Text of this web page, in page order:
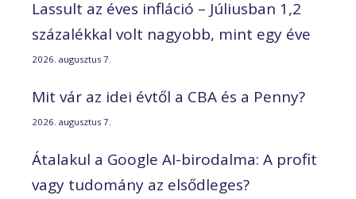
Lassult az éves infláció – Júliusban 1,2
százalékkal volt nagyobb, mint egy éve
2026. augusztus 7.
Mit vár az idei évtől a CBA és a Penny?
2026. augusztus 7.
Átalakul a Google AI-birodalma: A profit
vagy tudomány az elsődleges?